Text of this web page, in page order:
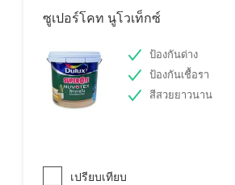
ซูเปอร์โคท นูโวเท็กซ์
ป้องกันด่าง
ป้องกันเชื้อรา
สีสวยยาวนาน
เปรียบเทียบ